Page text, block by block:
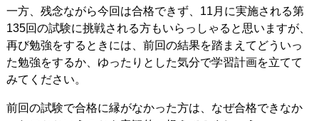
一方、残念ながら今回は合格できず、11月に実施される第
135回の試験に挑戦される方もいらっしゃると思いますが、
再び勉強をするときには、前回の結果を踏まえてどういっ
た勉強をするか、ゆったりとした気分で学習計画を立てて
みてください。
前回の試験で合格に縁がなかった方は、なぜ合格できなか